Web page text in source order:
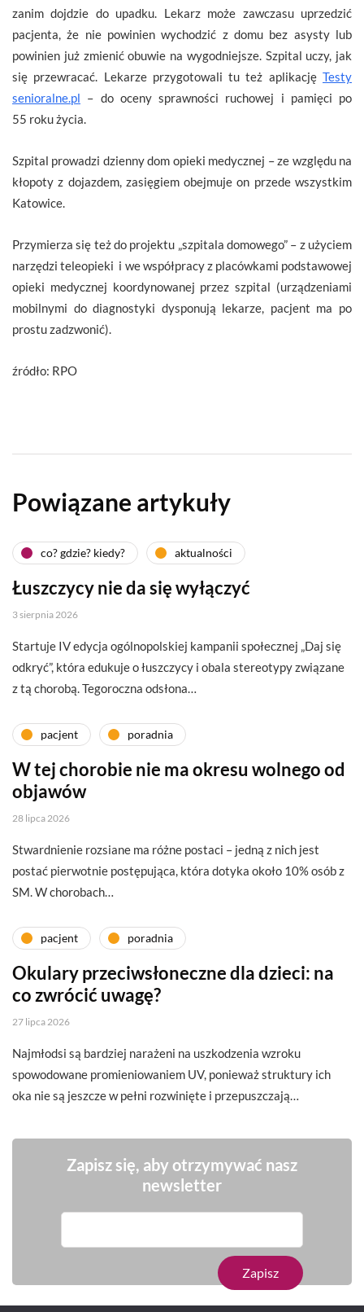
zanim dojdzie do upadku. Lekarz może zawczasu uprzedzić
pacjenta, że nie powinien wychodzić z domu bez asysty lub
powinien już zmienić obuwie na wygodniejsze. Szpital uczy, jak
się przewracać. Lekarze przygotowali tu też aplikację Testy
senioralne.pl – do oceny sprawności ruchowej i pamięci po
55 roku życia.
Szpital prowadzi dzienny dom opieki medycznej – ze względu na
kłopoty z dojazdem, zasięgiem obejmuje on przede wszystkim
Katowice.
Przymierza się też do projektu „szpitala domowego” – z użyciem
narzędzi teleopieki i we współpracy z placówkami podstawowej
opieki medycznej koordynowanej przez szpital (urządzeniami
mobilnymi do diagnostyki dysponują lekarze, pacjent ma po
prostu zadzwonić).
źródło: RPO
Powiązane artykuły
co? gdzie? kiedy? aktualności
Łuszczycy nie da się wyłączyć
3 sierpnia 2026
Startuje IV edycja ogólnopolskiej kampanii społecznej „Daj się
odkryć”, która edukuje o łuszczycy i obala stereotypy związane
z tą chorobą. Tegoroczna odsłona…
pacjent poradnia
W tej chorobie nie ma okresu wolnego od
objawów
28 lipca 2026
Stwardnienie rozsiane ma różne postaci – jedną z nich jest
postać pierwotnie postępująca, która dotyka około 10% osób z
SM. W chorobach…
pacjent poradnia
Okulary przeciwsłoneczne dla dzieci: na
co zwrócić uwagę?
27 lipca 2026
Najmłodsi są bardziej narażeni na uszkodzenia wzroku
spowodowane promieniowaniem UV, ponieważ struktury ich
oka nie są jeszcze w pełni rozwinięte i przepuszczają…
Zapisz się, aby otrzymywać nasz
newsletter